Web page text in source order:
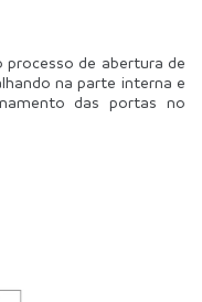
processo de abertura de
na parte interna e
das portas no